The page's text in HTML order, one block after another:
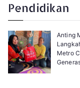
:Pendidikan
Anting
Metro